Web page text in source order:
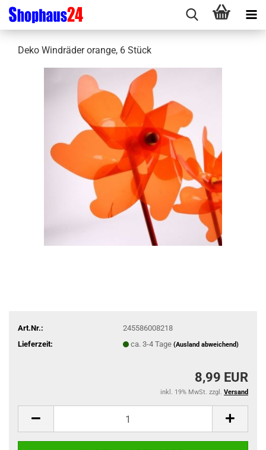
Deko Windräder orange, 6 Stück
Art.Nr.:
245586008218
Lieferzeit:
ca. 3-4 Tage (Ausland abweichend)
8,99 EUR
inkl. 19% MwSt. zzgl. Versand